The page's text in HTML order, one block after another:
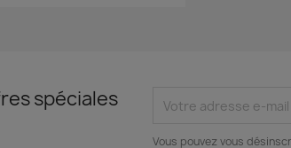
spéciales
Vous pouvez vous